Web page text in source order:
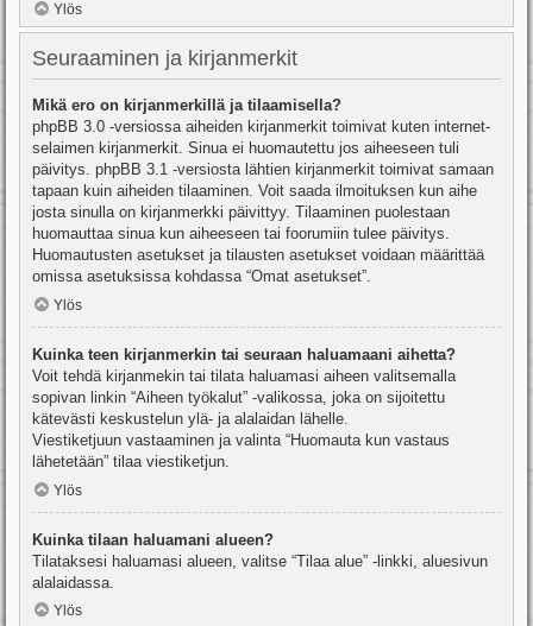
Ylös
Seuraaminen ja kirjanmerkit
Mikä ero on kirjanmerkillä ja tilaamisella?
phpBB 3.0 -versiossa aiheiden kirjanmerkit toimivat kuten internet-
selaimen kirjanmerkit. Sinua ei huomautettu jos aiheeseen tuli
päivitys. phpBB 3.1 -versiosta lähtien kirjanmerkit toimivat samaan
tapaan kuin aiheiden tilaaminen. Voit saada ilmoituksen kun aihe
josta sinulla on kirjanmerkki päivittyy. Tilaaminen puolestaan
huomauttaa sinua kun aiheeseen tai foorumiin tulee päivitys.
Huomautusten asetukset ja tilausten asetukset voidaan määrittää
omissa asetuksissa kohdassa “Omat asetukset”.
Ylös
Kuinka teen kirjanmerkin tai seuraan haluamaani aihetta?
Voit tehdä kirjanmekin tai tilata haluamasi aiheen valitsemalla
sopivan linkin “Aiheen työkalut” -valikossa, joka on sijoitettu
kätevästi keskustelun ylä- ja alalaidan lähelle.
Viestiketjuun vastaaminen ja valinta “Huomauta kun vastaus
lähetetään” tilaa viestiketjun.
Ylös
Kuinka tilaan haluamani alueen?
Tilataksesi haluamasi alueen, valitse “Tilaa alue” -linkki, aluesivun
alalaidassa.
Ylös